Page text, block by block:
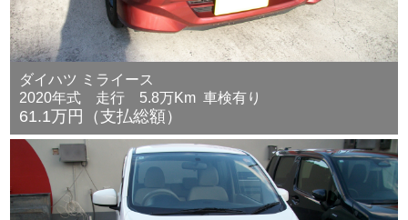
ダイハツ ミライース
2020年式 走行 5.8万Km 車検有り
61.1万円（支払総額）